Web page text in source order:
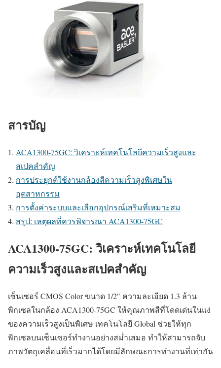
สารบัญ
ACA1300-75GC: วิเคราะห์เทคโนโลยีความเร็วสูงและ
สเปคสำคัญ
การประยุกต์ใช้งานกล้องสีความเร็วสูงพิเศษใน
อุตสาหกรรม
การตั้งค่าระบบและเลือกอุปกรณ์เสริมที่เหมาะสม
สรุป: เหตุผลที่ควรพิจารณา ACA1300-75GC
ACA1300-75GC: วิเคราะห์เทคโนโลยี
ความเร็วสูงและสเปคสำคัญ
เซ็นเซอร์ CMOS Color ขนาด 1/2″ ความละเอียด 1.3 ล้าน
พิกเซลในกล้อง ACA1300-75GC ให้คุณภาพสีที่โดดเด่นในแง่
ของความเร็วสูงเป็นพิเศษ เทคโนโลยี Global ช่วยให้ทุก
พิกเซลบนเซ็นเซอร์ทำงานอย่างสม่ำเสมอ ทำให้สามารถจับ
ภาพวัตถุเคลื่อนที่เร็วมากได้โดยมีลักษณะการทำงานที่เท่ากัน